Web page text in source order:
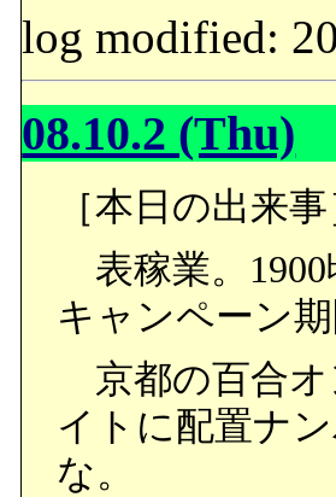
log modified:
08.10.2 (Thu)
［本日の出来事
表稼業。1900
キャンペーン
京都の百合オ
イトに配置ナ
な。